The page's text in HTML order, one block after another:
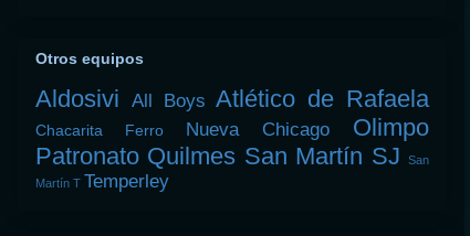
Otros equipos
Aldosivi All Boys Atlético de Rafaela
Chacarita Ferro Nueva Chicago
Olimpo
Patronato Quilmes San Martín SJ
San
Martín T Temperley